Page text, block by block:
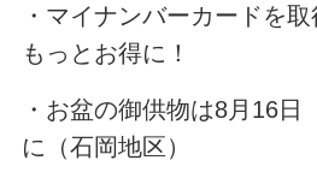
・マイナンバーカードを
もっとお得に！
・お盆の御供物は8月16日
に（石岡地区）